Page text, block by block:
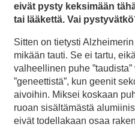
eivät pysty keksimään
tai lääkettä. Vai
Sitten on tietysti
mikään tauti. Se ei tartu,
valheellinen puhe
”geneettistä”, kun geenit
aivoihin. Miksei koskaan
ruoan sisältämästä
eivät todellakaan osaa